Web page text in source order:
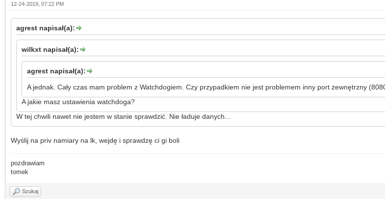
12-24-2019, 07:22 PM
agrest napisał(a):
wilkxt napisał(a):
agrest napisał(a):
A jednak. Cały czas mam problem z Watchdogiem. Czy przypadkiem nie jest problemem inny port zewnętrzny
A jakie masz ustawienia watchdoga?
W tej chwili nawet nie jestem w stanie sprawdzić. Nie ładuje danych...
Wyślij na priv namiary na lk, wejdę i sprawdzę ci gi boli
pozdrawiam
tomek
Szukaj